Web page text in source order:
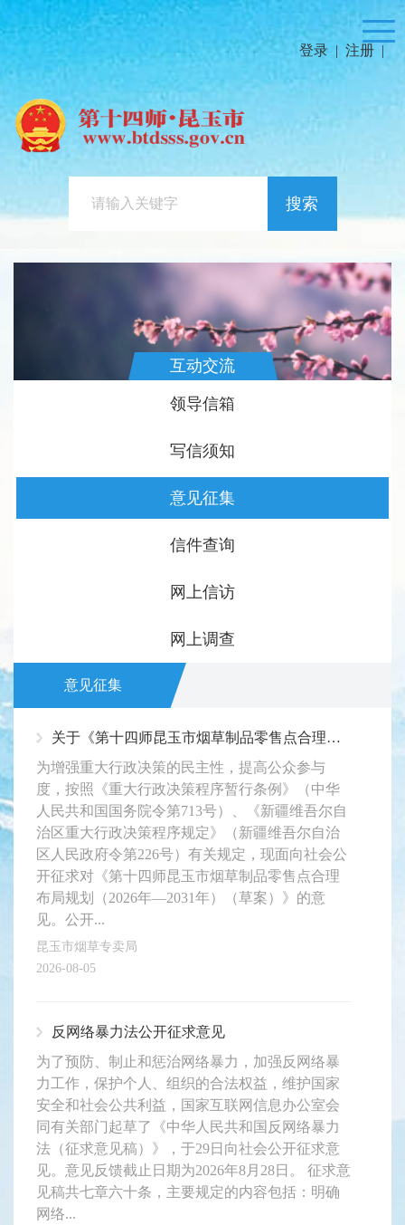
登录 | 注册 |
搜索
互动交流
领导信箱
写信须知
意见征集
信件查询
网上信访
网上调查
意见征集
关于《第十四师昆玉市烟草制品零售点合理布局规划（2026年—2031年）（草案）》征求意见的公告
为增强重大行政决策的民主性，提高公众参与
度，按照《重大行政决策程序暂行条例》（中华
人民共和国国务院令第713号）、《新疆维吾尔自
治区重大行政决策程序规定》（新疆维吾尔自治
区人民政府令第226号）有关规定，现面向社会公
开征求对《第十四师昆玉市烟草制品零售点合理
布局规划（2026年—2031年）（草案）》的意
见。公开...
昆玉市烟草专卖局
2026-08-05
反网络暴力法公开征求意见
为了预防、制止和惩治网络暴力，加强反网络暴
力工作，保护个人、组织的合法权益，维护国家
安全和社会公共利益，国家互联网信息办公室会
同有关部门起草了《中华人民共和国反网络暴力
法（征求意见稿）》，于29日向社会公开征求意
见。意见反馈截止日期为2026年8月28日。 征求意
见稿共七章六十条，主要规定的内容包括：明确
网络...